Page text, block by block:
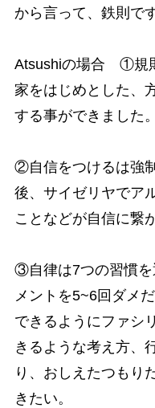
から言って、鉄則で
Atsushiの場合 ①規
家をはじめとした、
する事ができました。
②自信をつけるは強
後、サイゼリヤでア
ことなどが自信に繋
③自律は7つの習慣を
メントを5~6回ダメ
できるようにファシ
きるような考え方、
り、おしえたつもり
きたい。